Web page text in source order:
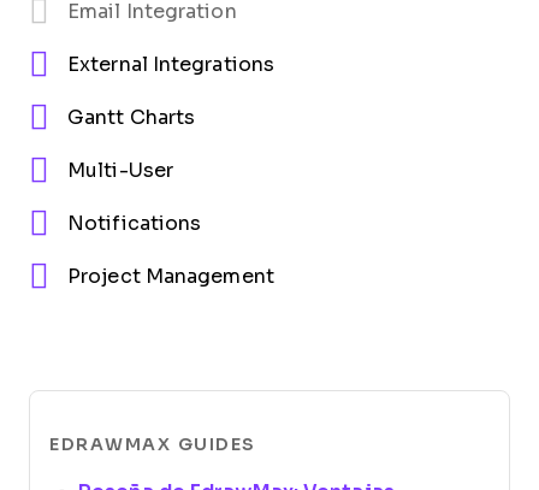
Email Integration
External Integrations
Gantt Charts
Multi-User
Notifications
Project Management
EDRAWMAX GUIDES